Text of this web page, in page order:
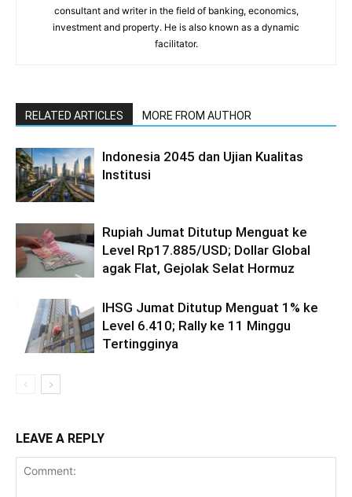
consultant and writer in the field of banking, economics,
investment and property. He is also known as a dynamic
facilitator.
RELATED ARTICLES MORE FROM AUTHOR
Indonesia 2045 dan Ujian Kualitas
Institusi
Rupiah Jumat Ditutup Menguat ke
Level Rp17.885/USD; Dollar Global
agak Flat, Gejolak Selat Hormuz
IHSG Jumat Ditutup Menguat 1% ke
Level 6.410; Rally ke 11 Minggu
Tertingginya
LEAVE A REPLY